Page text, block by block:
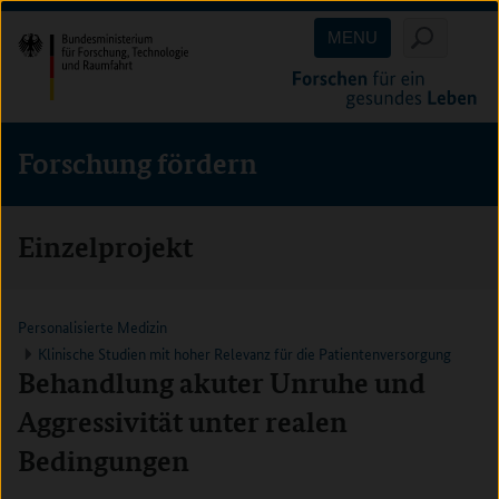
Direkt
zum
Inhalt
(Eingabetaste)
Direkt
zum
Hauptmenu
(Eingabetaste)
Direkt
zur
Suche
(Eingabetaste)
MENU
Forschung fördern
Einzelprojekt
Personalisierte Medizin
Klinische Studien mit hoher Relevanz für die Patientenversorgung
Behandlung akuter Unruhe und
Aggressivität unter realen
Bedingungen